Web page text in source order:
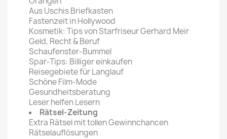
Aus Uschis Briefkasten
Fastenzeit in Hollywood
Kosmetik: Tips von Starfriseur Gerhard Meir
Geld, Recht & Beruf
Schaufenster-Bummel
Spar-Tips: Billiger einkaufen
Reisegebiete für Langlauf
Schöne Film-Mode
Gesundheitsberatung
Leser helfen Lesern
Rätsel-Zeitung
Extra Rätsel mit tollen Gewinnchancen
Rätselauflösungen